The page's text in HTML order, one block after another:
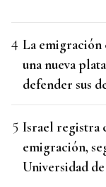
La
una nueva
defender sus
Israel registra
emigración,
Universidad